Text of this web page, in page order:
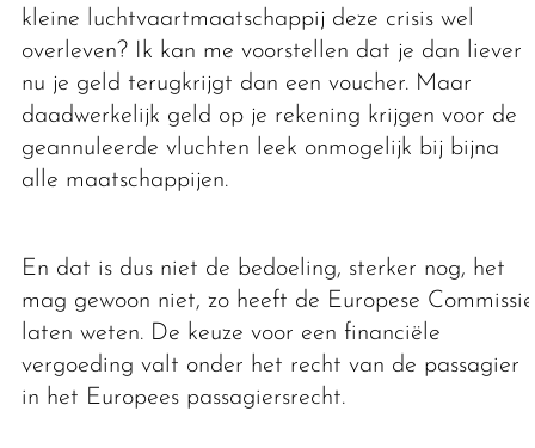
kleine luchtvaartmaatschappij deze crisis wel
overleven? Ik kan me voorstellen dat je dan liever
nu je geld terugkrijgt dan een voucher. Maar
daadwerkelijk geld op je rekening krijgen voor de
geannuleerde vluchten leek onmogelijk bij bijna
alle maatschappijen.
En dat is dus niet de bedoeling, sterker nog, het
mag gewoon niet, zo heeft de Europese Commissie
laten weten. De keuze voor een financiële
vergoeding valt onder het recht van de passagier
in het Europees passagiersrecht.